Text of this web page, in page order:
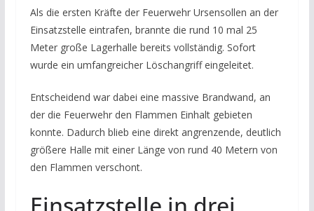
Als die ersten Kräfte der Feuerwehr Ursensollen an der
Einsatzstelle eintrafen, brannte die rund 10 mal 25
Meter große Lagerhalle bereits vollständig. Sofort
wurde ein umfangreicher Löschangriff eingeleitet.
Entscheidend war dabei eine massive Brandwand, an
der die Feuerwehr den Flammen Einhalt gebieten
konnte. Dadurch blieb eine direkt angrenzende, deutlich
größere Halle mit einer Länge von rund 40 Metern von
den Flammen verschont.